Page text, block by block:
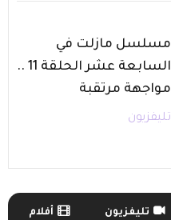
مسلسل مازلت في
السابعة عشر الحلقة 11 ..
مواجهة مرتقبة
تليفزيون
تليفزيون أفلام